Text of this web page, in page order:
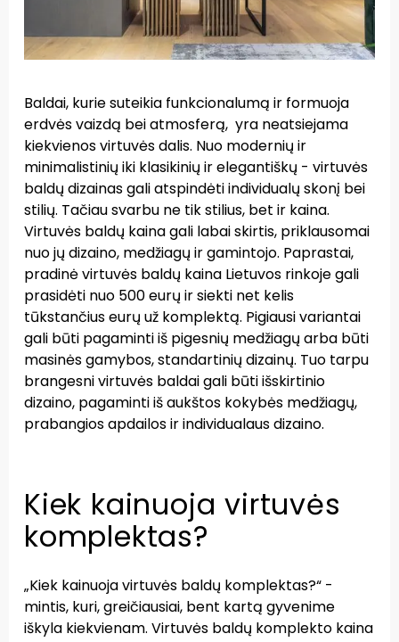
Baldai, kurie suteikia funkcionalumą ir formuoja
erdvės vaizdą bei atmosferą, yra neatsiejama
kiekvienos virtuvės dalis. Nuo modernių ir
minimalistinių iki klasikinių ir elegantiškų - virtuvės
baldų dizainas gali atspindėti individualų skonį bei
stilių. Tačiau svarbu ne tik stilius, bet ir kaina.
Virtuvės baldų kaina gali labai skirtis, priklausomai
nuo jų dizaino, medžiagų ir gamintojo. Paprastai,
pradinė virtuvės baldų kaina Lietuvos rinkoje gali
prasidėti nuo 500 eurų ir siekti net kelis
tūkstančius eurų už komplektą. Pigiausi variantai
gali būti pagaminti iš pigesnių medžiagų arba būti
masinės gamybos, standartinių dizainų. Tuo tarpu
brangesni virtuvės baldai gali būti išskirtinio
dizaino, pagaminti iš aukštos kokybės medžiagų,
prabangios apdailos ir individualaus dizaino.
Kiek kainuoja virtuvės
komplektas?
„Kiek kainuoja virtuvės baldų komplektas?“ -
mintis, kuri, greičiausiai, bent kartą gyvenime
iškyla kiekvienam. Virtuvės baldų komplekto kaina